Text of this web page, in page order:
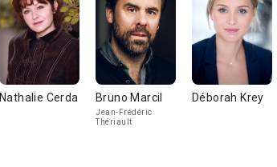
Nathalie Cerda Bruno Marcil
Jean-Frédéric
Thériault
Déborah Krey